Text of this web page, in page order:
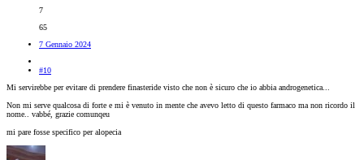
7
65
7 Gennaio 2024
#10
Mi servirebbe per evitare di prendere finasteride visto che non è sicuro che io abbia androgenetica...
Non mi serve qualcosa di forte e mi è venuto in mente che avevo letto di questo farmaco ma non ricordo il
nome.. vabbé, grazie comunqeu
mi pare fosse specifico per alopecia